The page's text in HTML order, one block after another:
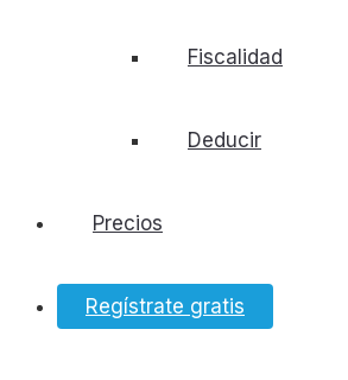
Fiscalidad
Deducir
Bancos
Precios
Regístrate gratis